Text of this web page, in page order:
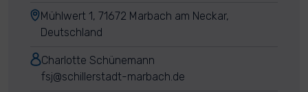
Mühlwert 1, 71672 Marbach am Neckar,
Deutschland
Charlotte Schünemann
fsj@schillerstadt-marbach.de